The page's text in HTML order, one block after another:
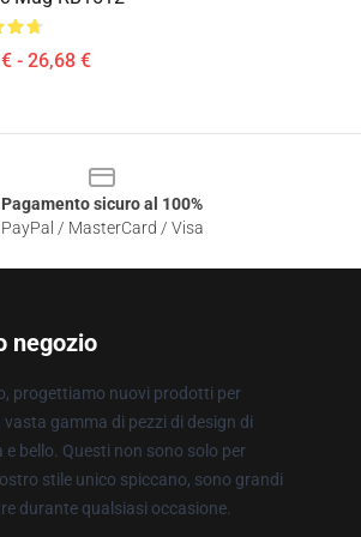
- 26,68 €
Pagamento sicuro al 100%
PayPal / MasterCard / Visa
negozio
progettiamo nuovi prodotti per
gamma di pezzi di design di
e bello. Questi non sono solo per
stile unico spiccano, sono grandi
durante qualsiasi occasione.